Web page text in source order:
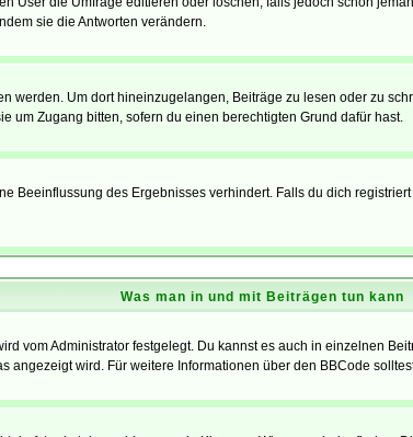
sie die Antworten verändern.
werden. Um dort hineinzugelangen, Beiträge zu lesen oder zu
um Zugang bitten, sofern du einen berechtigten Grund dafür hast.
Beeinflussung des Ergebnisses verhindert. Falls du dich
Was man in und mit Beiträgen tun kann
vom Administrator festgelegt. Du kannst es auch in einzelnen
angezeigt wird. Für weitere Informationen über den BBCode